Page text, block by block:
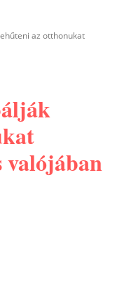
az otthonukat
valójában